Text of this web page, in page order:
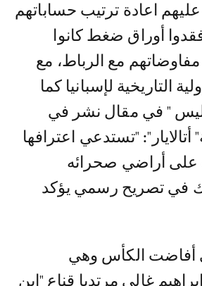
اعادة ترتيب حساباتهم
أوراق ضغط كانوا
مع الرباط، مع
التاريخية لإسبانيا كما
" في مقال نشر في
أتالايار": "تستدعي اعترافها
على أراضي صحرائه
في تصريح رسمي يؤكد
أفاضت الكأس وهي
غالي مرتديا قناع "ابن